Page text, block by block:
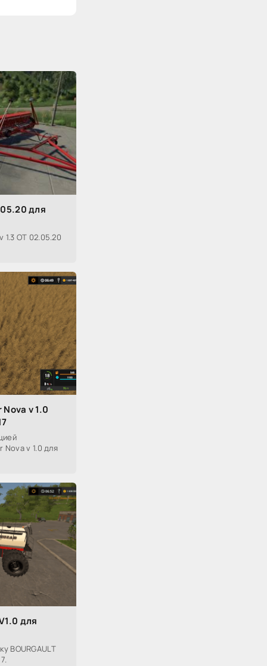
для
1.3 ОТ 02.05.20
v 1.0
Nova v 1.0 для
для
BOURGAULT